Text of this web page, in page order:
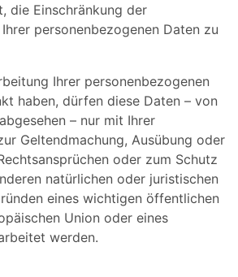
die Einschränkung der
personenbezogenen Daten zu
Ihrer personenbezogenen
haben, dürfen diese Daten – von
– nur mit Ihrer
Geltendmachung, Ausübung oder
oder zum Schutz
natürlichen oder juristischen
eines wichtigen öffentlichen
Union oder eines
werden.